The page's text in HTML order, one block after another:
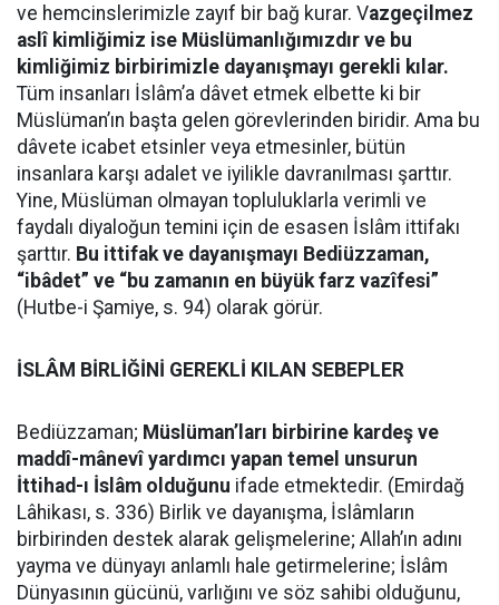
ve hemcinslerimizle zayıf bir bağ kurar. Vazgeçilmez
aslî kimliğimiz ise Müslümanlığımızdır ve bu
kimliğimiz birbirimizle dayanışmayı gerekli kılar.
Tüm insanları İslâm’a dâvet etmek elbette ki bir
Müslüman’ın başta gelen görevlerinden biridir. Ama bu
dâvete icabet etsinler veya etmesinler, bütün
insanlara karşı adalet ve iyilikle davranılması şarttır.
Yine, Müslüman olmayan topluluklarla verimli ve
faydalı diyaloğun temini için de esasen İslâm ittifakı
şarttır. Bu ittifak ve dayanışmayı Bediüzzaman,
“ibâdet” ve “bu zamanın en büyük farz vazîfesi”
(Hutbe-i Şamiye, s. 94) olarak görür.
İSLÂM BİRLİĞİNİ GEREKLİ KILAN SEBEPLER
Bediüzzaman; Müslüman’ları birbirine kardeş ve
maddî-mânevî yardımcı yapan temel unsurun
İttihad-ı İslâm olduğunu ifade etmektedir. (Emirdağ
Lâhikası, s. 336) Birlik ve dayanışma, İslâmların
birbirinden destek alarak gelişmelerine; Allah’ın adını
yayma ve dünyayı anlamlı hale getirmelerine; İslâm
Dünyasının gücünü, varlığını ve söz sahibi olduğunu,